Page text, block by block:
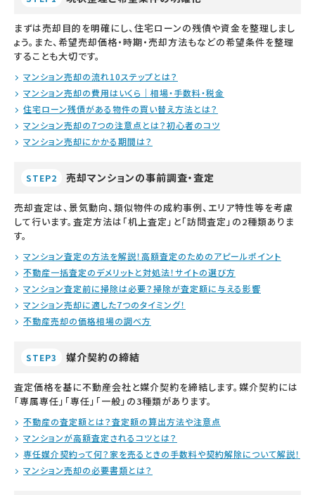
まずは売却目的を明確にし、住宅ローンの残債や資金を整理しまし
ょう。また、希望売却価格・時期・売却方法もなどの希望条件を整理
することも大切です。
マンション売却の流れ10ステップとは？
マンション売却の費用はいくら｜相場・手数料・税金
住宅ローン残債がある物件の買い替え方法とは？
マンション売却の7つの注意点とは？初心者のコツ
マンション売却にかかる期間は？
STEP2 売却マンションの事前調査・査定
売却査定は、景気動向、類似物件の成約事例、エリア特性等を考慮
して行います。査定方法は「机上査定」と「訪問査定」の2種類ありま
す。
マンション査定の方法を解説！高額査定のためのアピールポイント
不動産一括査定のデメリットと対処法！サイトの選び方
マンション査定前に掃除は必要？掃除が査定額に与える影響
マンション売却に適した7つのタイミング！
不動産売却の価格相場の調べ方
STEP3 媒介契約の締結
査定価格を基に不動産会社と媒介契約を締結します。媒介契約には
「専属専任」「専任」「一般」の3種類があります。
不動産の査定額とは？査定額の算出方法や注意点
マンションが高額査定されるコツとは？
専任媒介契約って何？家を売るときの手数料や契約解除について解説！
マンション売却の必要書類とは？